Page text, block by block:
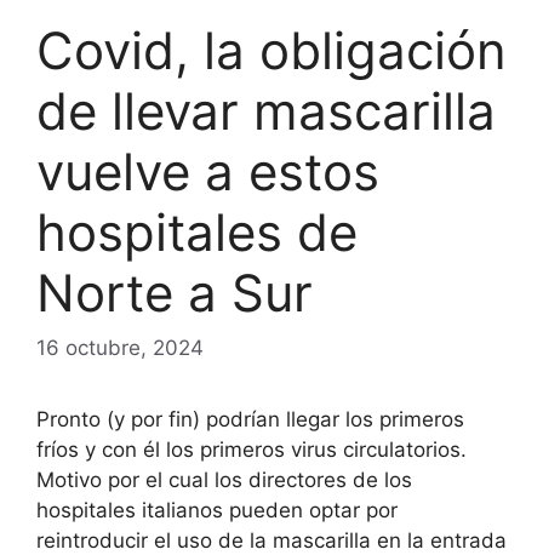
Covid, la obligación
de llevar mascarilla
vuelve a estos
hospitales de
Norte a Sur
16 octubre, 2024
Pronto (y por fin) podrían llegar los primeros
fríos y con él los primeros virus circulatorios.
Motivo por el cual los directores de los
hospitales italianos pueden optar por
reintroducir el uso de la mascarilla en la entrada